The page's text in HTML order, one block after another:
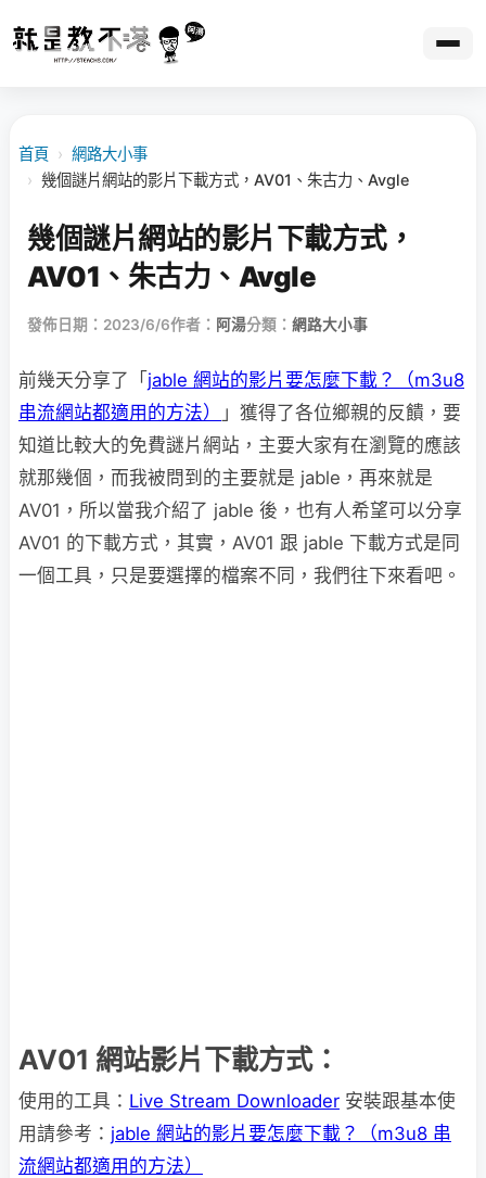
首頁 › 網路大小事
› 幾個謎片網站的影片下載方式，AV01、朱古力、Avgle
幾個謎片網站的影片下載方式，
AV01、朱古力、Avgle
發佈日期：2023/6/6作者： 阿湯分類： 網路大小事
前幾天分享了「 jable 網站的影片要怎麼下載？（m3u8
串流網站都適用的方法）
」獲得了各位鄉親的反饋，要
知道比較大的免費謎片網站，主要大家有在瀏覽的應該
就那幾個，而我被問到的主要就是 jable，再來就是
AV01，所以當我介紹了 jable 後，也有人希望可以分享
AV01 的下載方式，其實，AV01 跟 jable 下載方式是同
一個工具，只是要選擇的檔案不同，我們往下來看吧。
AV01 網站影片下載方式：
使用的工具： Live Stream Downloader 安裝跟基本使
用請參考： jable 網站的影片要怎麼下載？（m3u8 串
流網站都適用的方法）